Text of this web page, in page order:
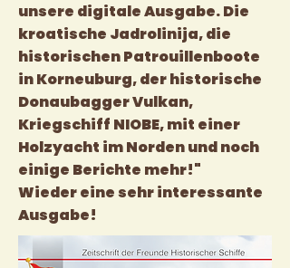
unsere digitale Ausgabe. Die
kroatische Jadrolinija, die
historischen Patrouillenboote
in Korneuburg, der historische
Donaubagger Vulkan,
Kriegschiff NIOBE, mit einer
Holzyacht im Norden und noch
einige Berichte mehr!"
Wieder eine sehr interessante
Ausgabe!